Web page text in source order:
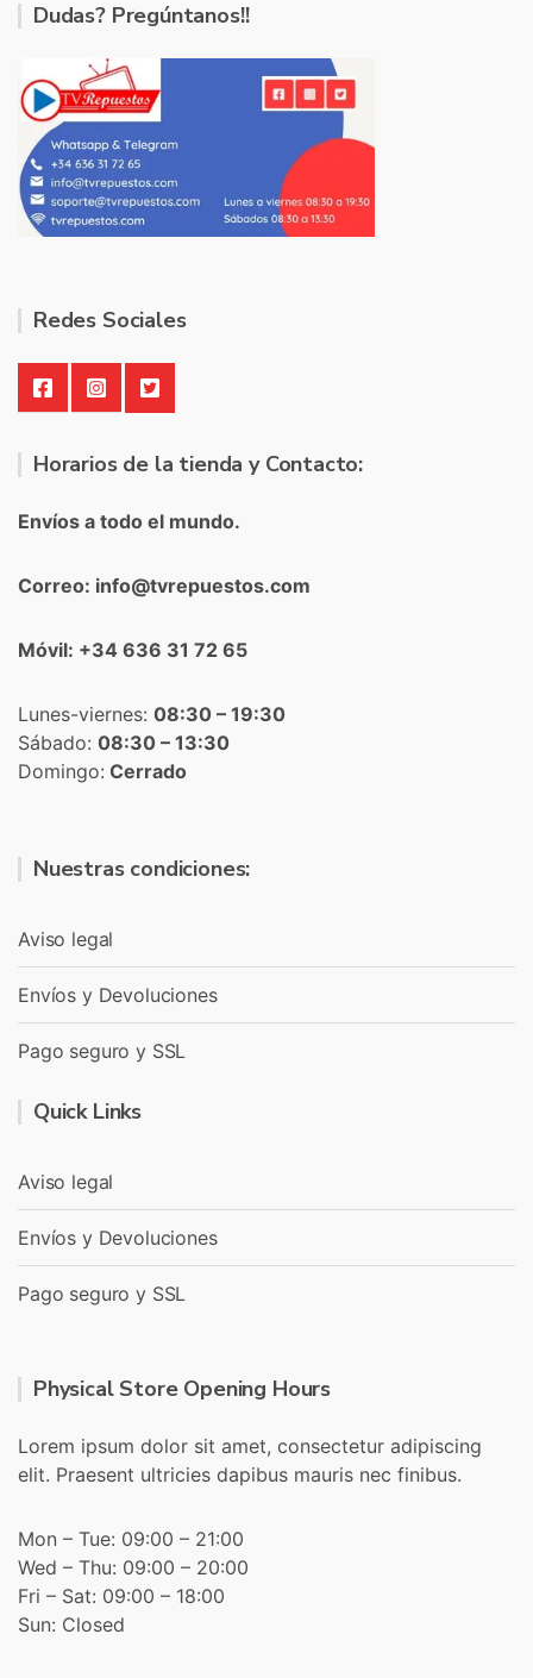
Dudas? Pregúntanos!!
Redes Sociales
Horarios de la tienda y Contacto:
Envíos a todo el mundo.
Correo: info@tvrepuestos.com
Móvil: +34 636 31 72 65
Lunes-viernes: 08:30 – 19:30
Sábado: 08:30 – 13:30
Domingo: Cerrado
Nuestras condiciones:
Aviso legal
Envíos y Devoluciones
Pago seguro y SSL
Quick Links
Aviso legal
Envíos y Devoluciones
Pago seguro y SSL
Physical Store Opening Hours
Lorem ipsum dolor sit amet, consectetur adipiscing
elit. Praesent ultricies dapibus mauris nec finibus.
Mon – Tue: 09:00 – 21:00
Wed – Thu: 09:00 – 20:00
Fri – Sat: 09:00 – 18:00
Sun: Closed